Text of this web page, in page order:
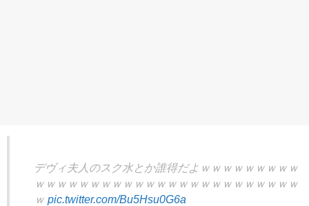
デヴィ夫人のスク水とか誰得だよｗｗｗｗｗｗｗｗｗ
ｗｗｗｗｗｗｗｗｗｗｗｗｗｗｗｗｗｗｗｗｗｗｗｗ
ｗ pic.twitter.com/Bu5Hsu0G6a